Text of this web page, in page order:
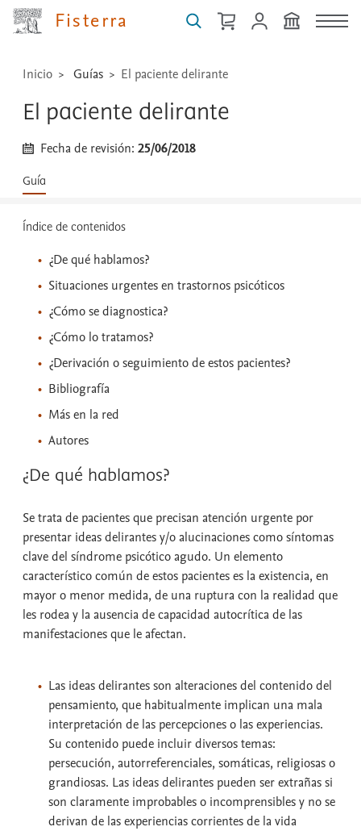
Fisterra
...
Inicio Guías El paciente delirante
El paciente delirante
Fecha de revisión:25/06/2018
Guía
Índice de contenidos
¿De qué hablamos?
Situaciones urgentes en trastornos psicóticos
¿Cómo se diagnostica?
¿Cómo lo tratamos?
¿Derivación o seguimiento de estos pacientes?
Bibliografía
Más en la red
Autores
¿De qué hablamos?
Se trata de pacientes que precisan atención urgente por
presentar ideas delirantes y/o alucinaciones como síntomas
clave del síndrome psicótico agudo. Un elemento
característico común de estos pacientes es la existencia, en
mayor o menor medida, de una ruptura con la realidad que
les rodea y la ausencia de capacidad autocrítica de las
manifestaciones que le afectan.
Las ideas delirantes son alteraciones del contenido del
pensamiento, que habitualmente implican una mala
interpretación de las percepciones o las experiencias.
Su contenido puede incluir diversos temas:
persecución, autorreferenciales, somáticas, religiosas o
grandiosas. Las ideas delirantes pueden ser extrañas si
son claramente improbables o incomprensibles y no se
derivan de las experiencias corrientes de la vida